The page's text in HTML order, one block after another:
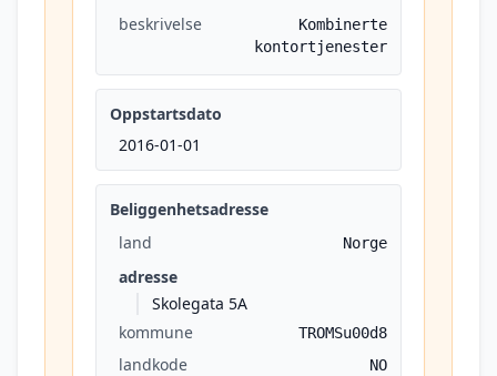
beskrivelse
Kombinerte
kontortjenester
Oppstartsdato
2016-01-01
Beliggenhetsadresse
land
Norge
adresse
Skolegata 5A
kommune
TROMSu00d8
landkode NO